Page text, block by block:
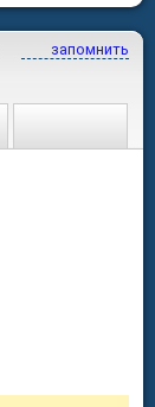
запомнить